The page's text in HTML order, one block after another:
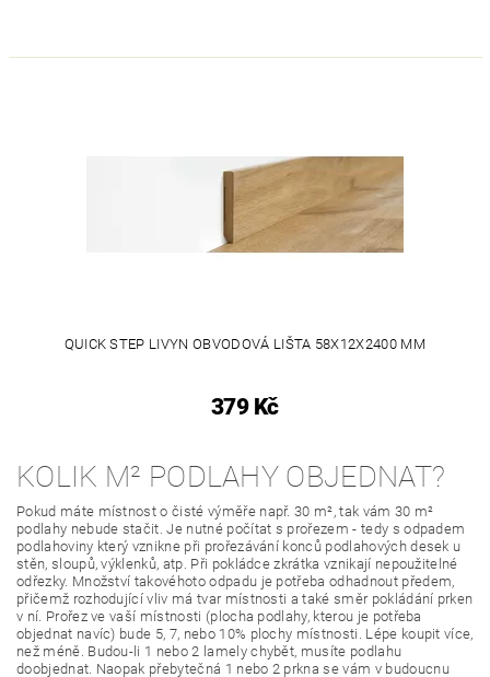
QUICK STEP LIVYN OBVODOVÁ LIŠTA 58X12X2400 MM
379 Kč
KOLIK M² PODLAHY OBJEDNAT?
Pokud máte místnost o čisté výměře např. 30 m², tak vám 30 m²
podlahy nebude stačit. Je nutné počítat s prořezem - tedy s odpadem
podlahoviny který vznikne při prořezávání konců podlahových desek u
stěn, sloupů, výklenků, atp. Při pokládce zkrátka vznikají nepoužitelné
odřezky. Množství takovéhoto odpadu je potřeba odhadnout předem,
přičemž rozhodující vliv má tvar místnosti a také směr pokládání prken
v ní. Prořez ve vaší místnosti (plocha podlahy, kterou je potřeba
objednat navíc) bude 5, 7, nebo 10% plochy místnosti. Lépe koupit více,
než méně. Budou-li 1 nebo 2 lamely chybět, musíte podlahu
doobjednat. Naopak přebytečná 1 nebo 2 prkna se vám v budoucnu